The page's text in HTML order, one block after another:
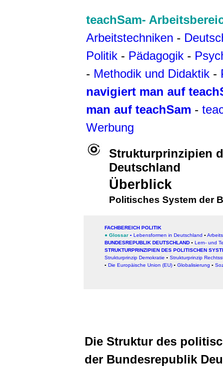
teachSam-
Arbeitstechniken -
Politik - Pädagogik -
- Methodik und Didaktik -
navigiert man auf
man auf teachSam -
Werbung
Strukturprinzipien
Deutschland
Überblick
Politisches System der
FACHBEREICH POLITIK
● Glossar ▪ Lebensformen in Deutschland ▪
BUNDESREPUBLIK DEUTSCHLAND ▪ Lern- und
STRUKTURPRINZIPIEN DES POLITISCHEN
Strukturprinzip Demokratie ▪ Strukturprinzip
▪ Die Europäische Union (EU) ▪ Globalisierung ▪
Die Struktur des
der Bundesrepublik